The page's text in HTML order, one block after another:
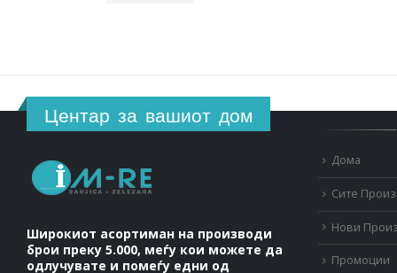
Центар за вашиот дом
Широкиот асортиман на производи
брои преку 5.000, меѓу кои можете да
одлучувате и помеѓу едни од
Дома
Сите
Нови
Промоции